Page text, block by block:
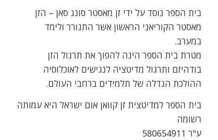
בית הספר נוסד על ידי זן מאסטר סונג סאן – הזן
מאסטר הקוריאני הראשון אשר התגורר ולימד
במערב.
מטרת בית הספר הינה להפוך את תרגול הזן
בודהיזם ותרגול מדיטציה לנגישים לאוכלוסיה
ההולכת הגדלה של תלמידים ברחבי העולם.
בית הספר למדיטצית זן קוואן אום ישראל היא עמותה
רשומה
ע"ר 580654911